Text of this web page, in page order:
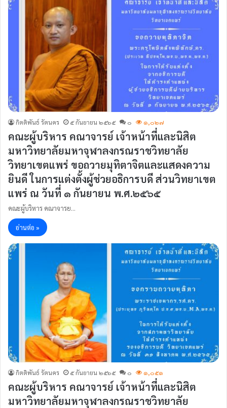
กิตติพันธ์ รัตนคร ๕ กันยายน ๒๕๖๕ ๐ ๑,๐๒๗
คณะผู้บริหาร คณาจารย์ เจ้าหน้าที่และนิสิต
มหาวิทยาลัยมหาจุฬาลงกรณราชวิทยาลัย
วิทยาเขตแพร่ ขอถวายมุทิตาจิตและแสดงความ
ยินดี ในการแต่งตั้งผู้ช่วยอธิการบดี ส่วนวิทยาเขต
แพร่ ณ วันที่ ๑ กันยายน พ.ศ.๒๕๖๕
คณะผู้บริหาร คณาจารย…
อ่านต่อ »
กิตติพันธ์ รัตนคร ๕ กันยายน ๒๕๖๕ ๐ ๑,๐๕๑
คณะผู้บริหาร คณาจารย์ เจ้าหน้าที่และนิสิต
มหาวิทยาลัยมหาจุฬาลงกรณราชวิทยาลัย